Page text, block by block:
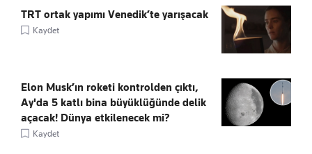
TRT ortak yapımı Venedik’te yarışacak
Kaydet
Elon Musk’ın roketi kontrolden çıktı,
Ay'da 5 katlı bina büyüklüğünde delik
açacak! Dünya etkilenecek mi?
Kaydet